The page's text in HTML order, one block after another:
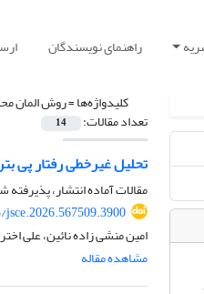
راهنمای نویسندگان
کلیدواژه‌ها =روش المان
تعداد مقالات: 14
تحلیل غیرخطی رفتار پی
مقالات آماده انتشار، پذیرفته
امین منشی زاده نائین، علی
مشاهده مقاله